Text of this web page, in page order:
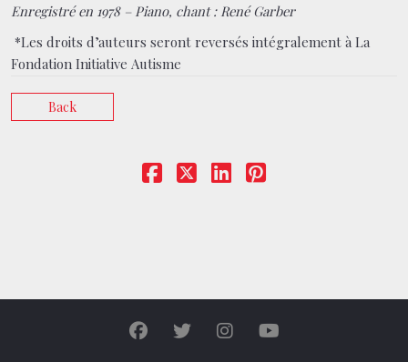
Enregistré en 1978 – Piano, chant : René Garber
*Les droits d’auteurs seront reversés intégralement à La
Fondation Initiative Autisme
Back